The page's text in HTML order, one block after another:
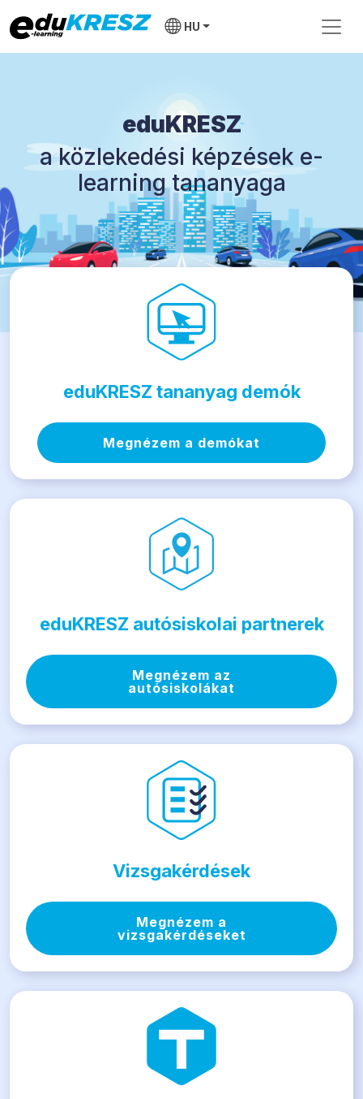
HU
eduKRESZ
a közlekedési képzések e-
learning tananyaga
eduKRESZ tananyag demók
Megnézem a demókat
eduKRESZ autósiskolai partnerek
Megnézem az
autósiskolákat
Vizsgakérdések
Megnézem a
vizsgakérdéseket